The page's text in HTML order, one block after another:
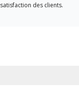
satisfaction des clients.